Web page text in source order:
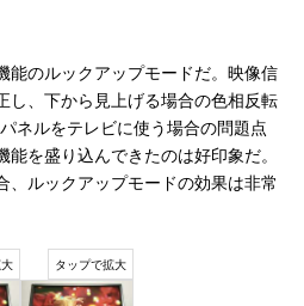
のルックアップモードだ。映像信
し、下から見上げる場合の色相反転
ネルをテレビに使う場合の問題点
を盛り込んできたのは好印象だ。
、ルックアップモードの効果は非常